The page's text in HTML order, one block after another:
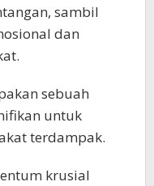
sambil
dan
sebuah
untuk
terdampak.
krusial